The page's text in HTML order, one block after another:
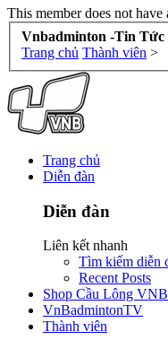
This member does not have
Vnbadminton -Tin Tức
Trang chủ Thành viên >
Trang chủ
Diễn đàn
Diễn đàn
Liên kết nhanh
Tìm kiếm diễn
Recent Posts
Shop Cầu Lông VNB
VnBadmintonTV
Thành viên